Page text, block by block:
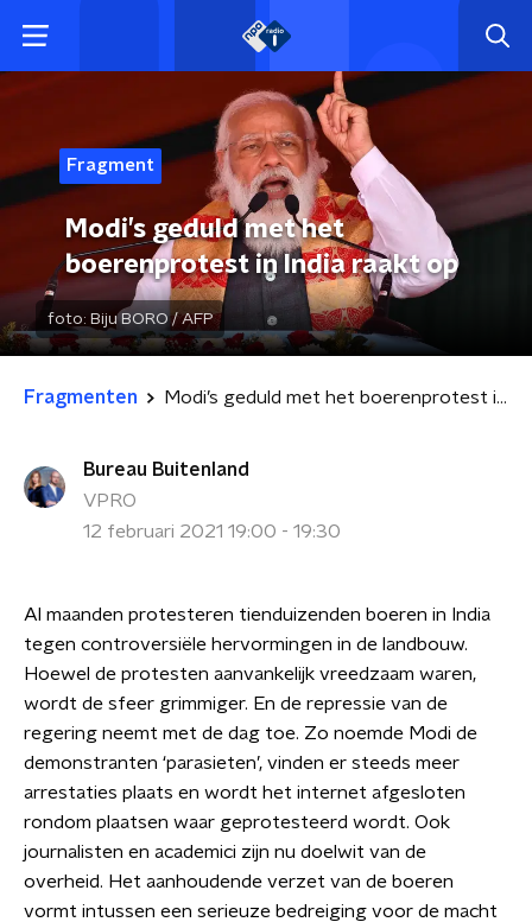
Fragment
Modi’s geduld met het
boerenprotest in India raakt op
foto: Biju BORO / AFP
Fragmenten Modi’s geduld met het boerenprotest in India raakt op
Bureau Buitenland
VPRO
12 februari 2021 19:00 - 19:30
Al maanden protesteren tienduizenden boeren in India
tegen controversiële hervormingen in de landbouw.
Hoewel de protesten aanvankelijk vreedzaam waren,
wordt de sfeer grimmiger. En de repressie van de
regering neemt met de dag toe. Zo noemde Modi de
demonstranten ‘parasieten’, vinden er steeds meer
arrestaties plaats en wordt het internet afgesloten
rondom plaatsen waar geprotesteerd wordt. Ook
journalisten en academici zijn nu doelwit van de
overheid. Het aanhoudende verzet van de boeren
vormt intussen een serieuze bedreiging voor de macht